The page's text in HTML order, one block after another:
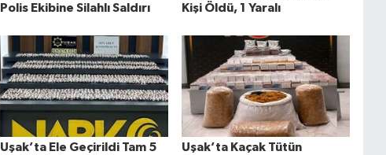
Polis Ekibine Silahlı Saldırı
Kişi Öldü, 1 Yaralı
Uşak’ta Ele Geçirildi Tam 5
Uşak’ta Kaçak Tütün